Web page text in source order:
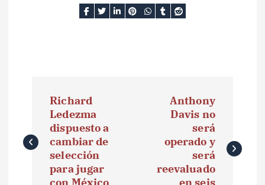
v
Richard
Ledezma
dispuesto a
cambiar de
selección
para jugar
Anthony
Davis no
será
operado y
será
reevaluado